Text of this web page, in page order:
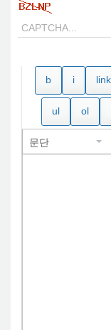
문단